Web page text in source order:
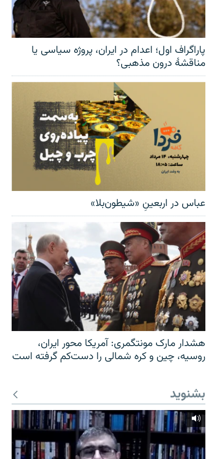
پاراگراف اول؛ اعدام در ایران، پروژه سیاسی یا
مناقشهٔ درون مذهبی؟
عباس در اربعینِ «شیطون‌بلا»
هشدار مارک مونتگمری: آمریکا محور ایران،
روسیه، چین و کره شمالی را دست‌کم گرفته است
بشنوید